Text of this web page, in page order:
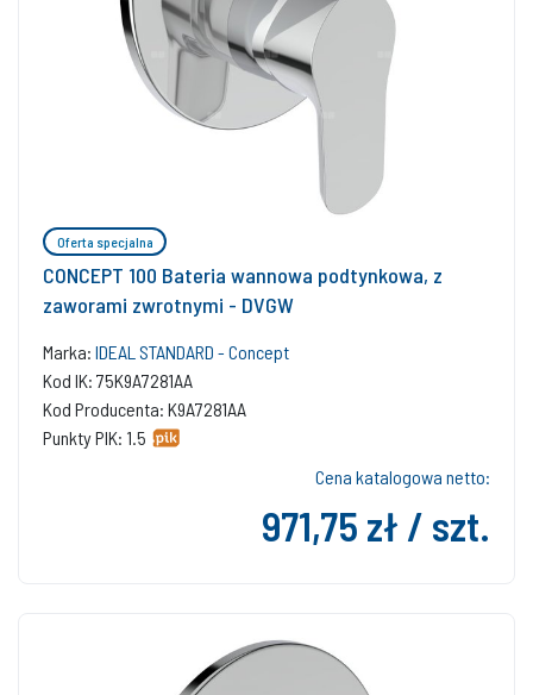
Oferta specjalna
CONCEPT 100 Bateria wannowa podtynkowa, z
zaworami zwrotnymi - DVGW
Marka: IDEAL STANDARD - Concept
Kod IK: 75K9A7281AA
Kod Producenta: K9A7281AA
Punkty PIK: 1.5
Cena katalogowa netto:
971,75 zł / szt.